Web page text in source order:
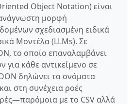
Object Notation) είναι
μορφή
σχεδιασμένη ειδικά
Μοντέλα (LLMs). Σε
το οποίο επαναλαμβάνει
για κάθε αντικείμενο σε
δηλώνει τα ονόματα
στη συνέχεια ροές
με το CSV αλλά